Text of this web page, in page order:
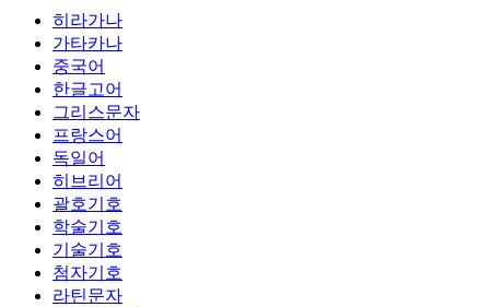
히라가나
가타카나
중국어
한글고어
그리스문자
프랑스어
독일어
히브리어
괄호기호
학술기호
기술기호
첨자기호
라틴문자